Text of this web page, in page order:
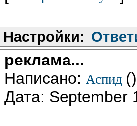
Настройки:
реклама...
Написано: Аспид ()
Дата: September